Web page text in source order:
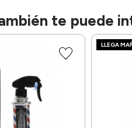
te puede
LLEGA